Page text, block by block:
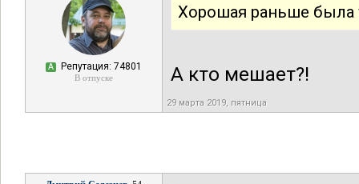
А Репутация: 74801
В отпуске
Хорошая раньше была
А кто мешает?!
29 марта 2019, пятница